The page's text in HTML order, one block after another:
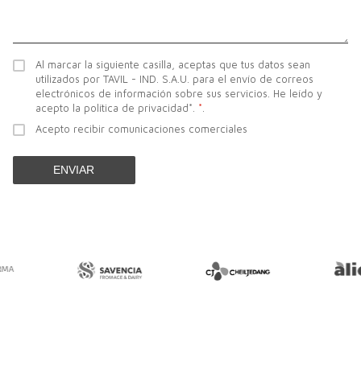
Al marcar la siguiente casilla, aceptas que tus datos sean
utilizados por TAVIL - IND. S.A.U. para el envío de correos
electrónicos de información sobre sus servicios. He leído y
acepto la política de privacidad*. *
Acepto recibir comunicaciones comerciales
ENVIAR